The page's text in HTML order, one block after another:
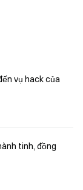
vụ hack của
tinh, đồng